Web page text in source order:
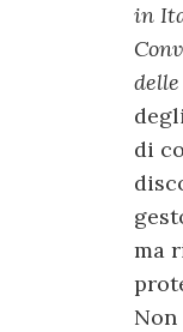
in
di
ma